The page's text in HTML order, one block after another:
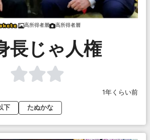
高所得者層 高所得者層
長じゃ人権
1年くらい前
下 たぬかな